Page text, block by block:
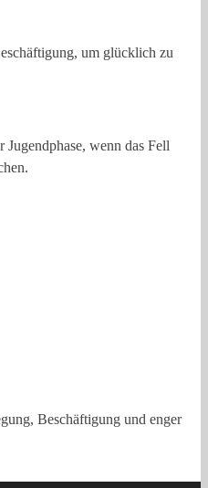
um glücklich zu
wenn das Fell
Beschäftigung und enger